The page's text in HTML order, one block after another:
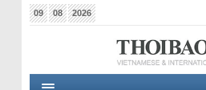
09 08 2026